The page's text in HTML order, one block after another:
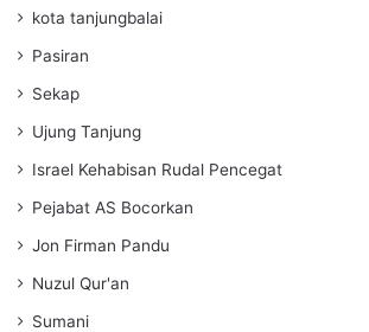
kota tanjungbalai
Pasiran
Sekap
Ujung Tanjung
Israel Kehabisan Rudal Pencegat
Pejabat AS Bocorkan
Jon Firman Pandu
Nuzul Qur'an
Sumani